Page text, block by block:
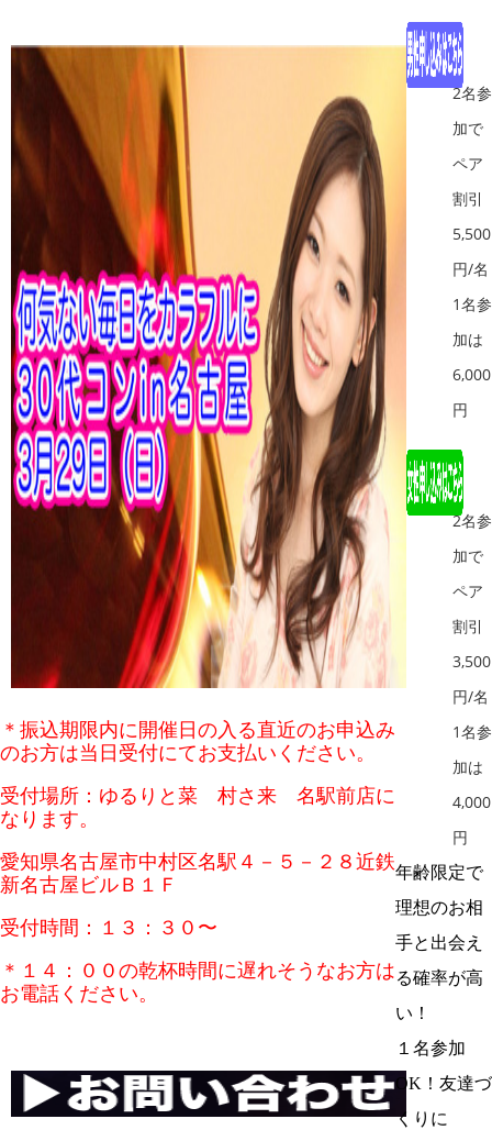
＊振込期限内に開催日の入る直近のお申込み
のお方は当日受付にてお支払いください。
受付場所：ゆるりと菜 村さ来 名駅前店に
なります。
愛知県名古屋市中村区名駅４－５－２８近鉄
新名古屋ビルＢ１Ｆ
受付時間：１３：３０〜
＊１４：００の乾杯時間に遅れそうなお方は
お電話ください。
2名参
加で
ペア
割引
5,500
円/名
1名参
加は
6,000
円
2名参
加で
ペア
割引
3,500
円/名
1名参
加は
4,000
円
年齢限定で
理想のお相
手と出会え
る確率が高
い！
１名参加
OK！友達づ
くりに